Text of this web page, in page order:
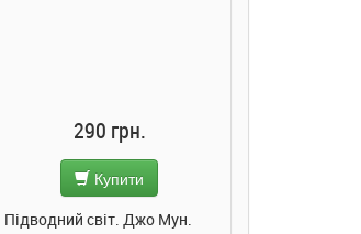
290 грн.
Купити
світ. Джо Мун.